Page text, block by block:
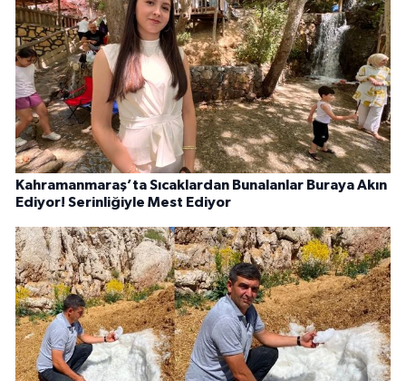
Kahramanmaraş’ta Sıcaklardan Bunalanlar Buraya Akın
Ediyor! Serinliğiyle Mest Ediyor